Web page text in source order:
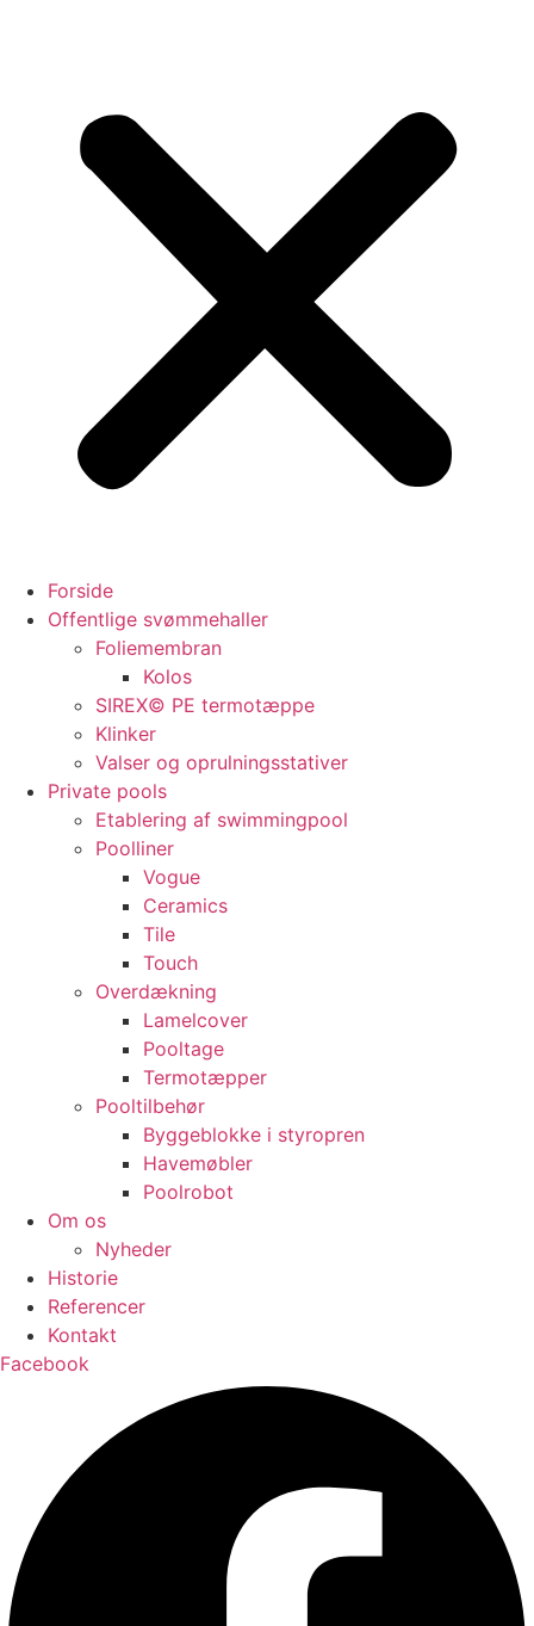
Forside
Offentlige svømmehaller
Foliemembran
Kolos
SIREX© PE termotæppe
Klinker
Valser og oprulningsstativer
Private pools
Etablering af swimmingpool
Poolliner
Vogue
Ceramics
Tile
Touch
Overdækning
Lamelcover
Pooltage
Termotæpper
Pooltilbehør
Byggeblokke i styropren
Havemøbler
Poolrobot
Om os
Nyheder
Historie
Referencer
Kontakt
Facebook